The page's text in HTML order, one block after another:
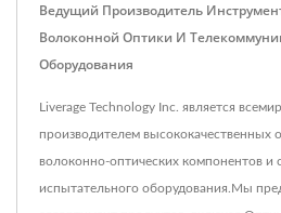
Ведущий Производитель
Волоконной Оптики И
Оборудования
Liverage Technology Inc. является
производителем высококачественных
волоконно-оптических компонентов и
испытательного оборудования.Мы